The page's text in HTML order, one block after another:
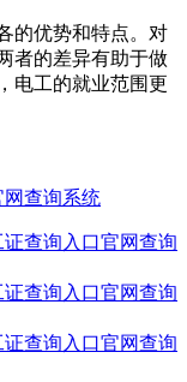
的优势和特点。对
者的差异有助于做
电工的就业范围更
网查询系统